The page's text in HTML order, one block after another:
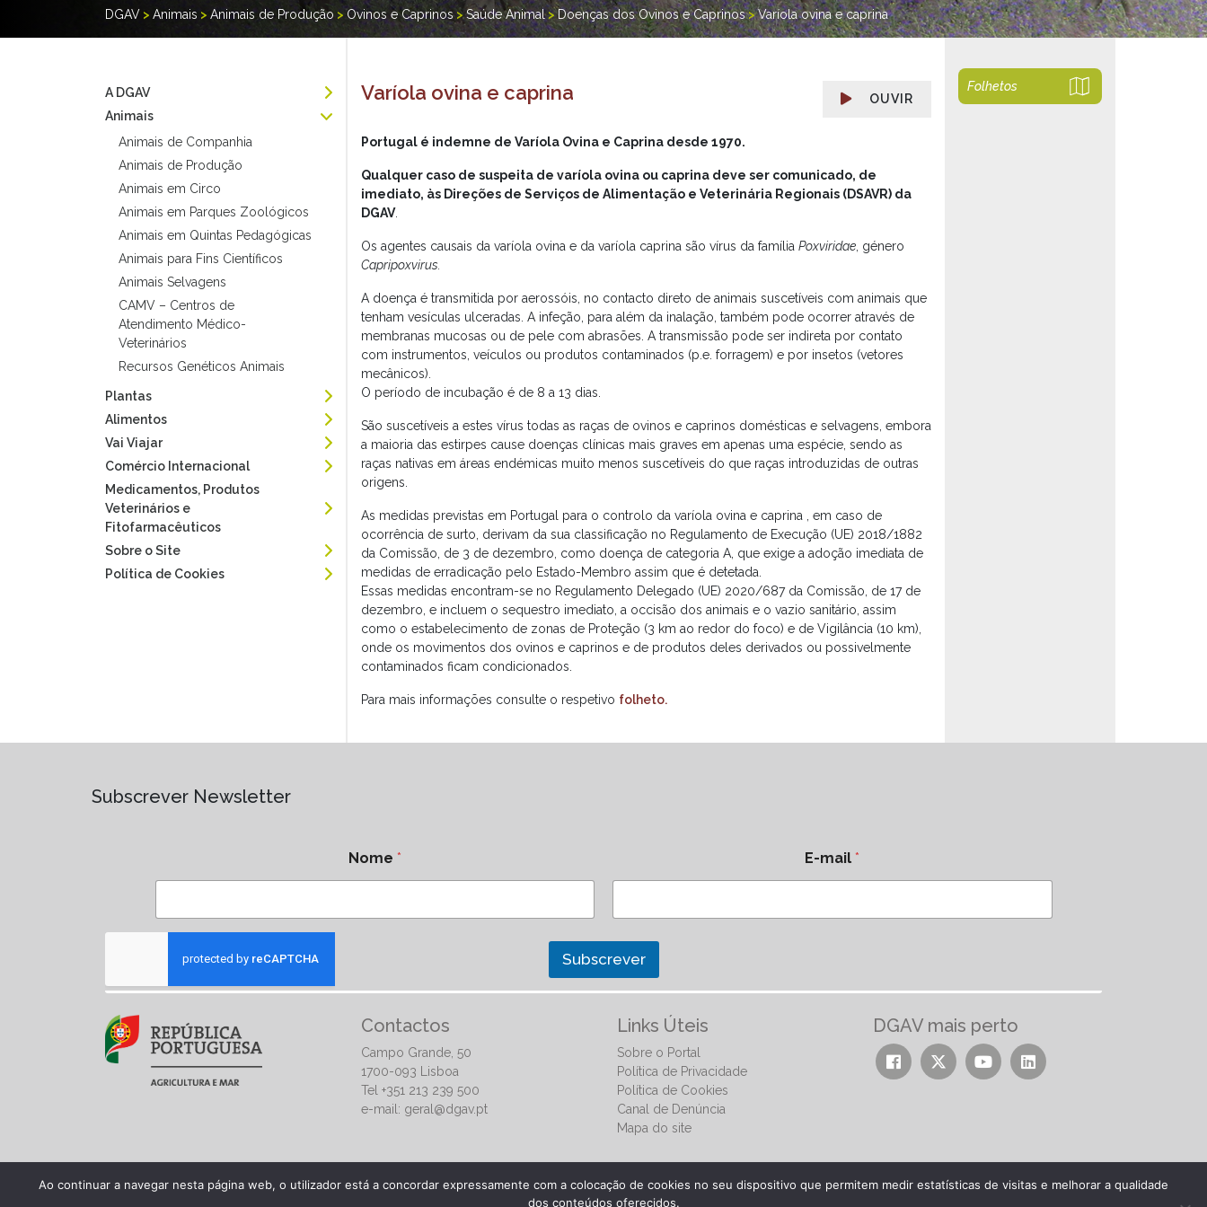
DGAV > Animais > Animais de Produção >Ovinos e Caprinos >Saúde Animal>Doenças dos Ovinos e Caprinos>Varíola ovina e caprina
A DGAV
Animais
Animais de Companhia
Animais de Produção
Animais em Circo
Animais em Parques Zoológicos
Animais em Quintas Pedagógicas
Animais para Fins Científicos
Animais Selvagens
CAMV – Centros de
Atendimento Médico-
Veterinários
Recursos Genéticos Animais
Plantas
Alimentos
Vai Viajar
Comércio Internacional
Medicamentos, Produtos
Veterinários e
Fitofarmacêuticos
Sobre o Site
Política de Cookies
OUVIR
Varíola ovina e caprina
Portugal é indemne de Varíola Ovina e Caprina desde 1970.
Qualquer caso de suspeita de varíola ovina ou caprina deve ser comunicado, de
imediato, às Direções de Serviços de Alimentação e Veterinária Regionais (DSAVR) da
DGAV.
Os agentes causais da varíola ovina e da varíola caprina são vírus da família Poxviridae , género
Capripoxvirus.
A doença é transmitida por aerossóis, no contacto direto de animais suscetíveis com animais que
tenham vesículas ulceradas. A infeção, para além da inalação, também pode ocorrer através de
membranas mucosas ou de pele com abrasões. A transmissão pode ser indireta por contato
com instrumentos, veículos ou produtos contaminados (p.e. forragem) e por insetos (vetores
mecânicos).
O período de incubação é de 8 a 13 dias.
São suscetíveis a estes vírus todas as raças de ovinos e caprinos domésticas e selvagens, embora
a maioria das estirpes cause doenças clínicas mais graves em apenas uma espécie, sendo as
raças nativas em áreas endémicas muito menos suscetíveis do que raças introduzidas de outras
origens.
As medidas previstas em Portugal para o controlo da varíola ovina e caprina , em caso de
ocorrência de surto, derivam da sua classificação no Regulamento de Execução (UE) 2018/1882
da Comissão, de 3 de dezembro, como doença de categoria A, que exige a adoção imediata de
medidas de erradicação pelo Estado-Membro assim que é detetada.
Essas medidas encontram-se no Regulamento Delegado (UE) 2020/687 da Comissão, de 17 de
dezembro, e incluem o sequestro imediato, a occisão dos animais e o vazio sanitário, assim
como o estabelecimento de zonas de Proteção (3 km ao redor do foco) e de Vigilância (10 km),
onde os movimentos dos ovinos e caprinos e de produtos deles derivados ou possivelmente
contaminados ficam condicionados.
Para mais informações consulte o respetivo folheto.
Folhetos
Subscrever Newsletter
Nome * E-mail*
Subscrever
Contactos
Campo Grande, 50
1700-093 Lisboa
Tel +351 213 239 500
e-mail: geral@dgav.pt
Links Úteis
Sobre o Portal
Política de Privacidade
Política de Cookies
Canal de Denúncia
Mapa do site
DGAV mais perto
Ao continuar a navegar nesta página web, o utilizador está a concordar expressamente com a colocação de cookies no seu dispositivo que permitem medir estatísticas de visitas e melhorar a qualidade
dos conteúdos oferecidos.